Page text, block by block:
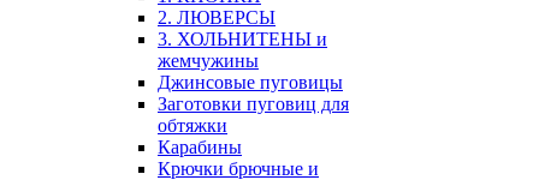
2. ЛЮВЕРСЫ
3. ХОЛЬНИТЕНЫ и
жемчужины
Джинсовые пуговицы
Заготовки пуговиц для
обтяжки
Карабины
Крючки брючные и